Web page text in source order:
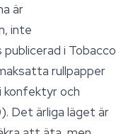
är
inte
i Tobacco
rullpapper
konfektyr och
Det ärliga läget är